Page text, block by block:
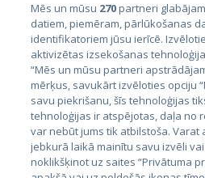
Страны
Эстония
Латвия
Литва
Mēs un mūsu 270partneri
datiem, piemēram, pārlūkošanas
identifikatoriem jūsu ierīcē.
aktivizētas izsekošanas
“Mēs un mūsu partneri
mērķus, savukārt izvēloties opciju
savu piekrišanu, šīs tehnoloģijas
tehnoloģijas ir atspējotas, daļa no
var nebūt jums tik atbilstoša.
jebkurā laikā mainītu savu izvēli
noklikšķinot uz saites “Privātuma